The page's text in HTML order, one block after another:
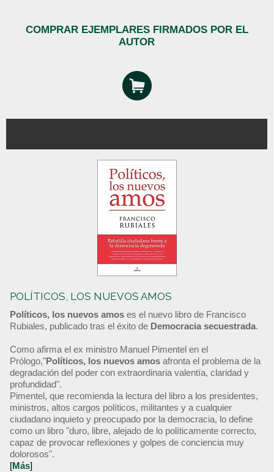
COMPRAR EJEMPLARES FIRMADOS POR EL
AUTOR
POLÍTICOS, LOS NUEVOS AMOS
Políticos, los nuevos amos es el nuevo libro de Francisco
Rubiales, publicado tras el éxito de Democracia secuestrada.
Como afirma el ex ministro Manuel Pimentel en el
Prólogo,"Políticos, los nuevos amos afronta el problema de la
degradación del poder con extraordinaria valentía, claridad y
profundidad".
Pimentel, que recomienda la lectura del libro a los presidentes,
ministros, altos cargos políticos, militantes y a cualquier
ciudadano inquieto y preocupado por la democracia, lo define
como un libro "duro, libre, alejado de lo políticamente correcto,
capaz de provocar reflexiones y golpes de conciencia muy
dolorosos".
[Más]